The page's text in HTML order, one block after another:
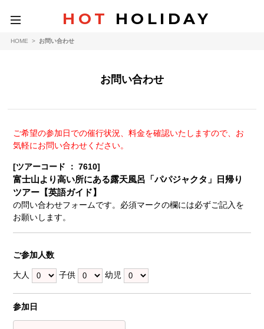
toggle
navigation
HOT HOLIDAY
HOME > お問い合わせ
お問い合わせ
ご希望の参加日での催行状況、料金を確認いたしますので、お
気軽にお問い合わせください。
[ツアーコード ： 7610]
富士山より高い所にある露天風呂「パパジャクタ」日帰り
ツアー【英語ガイド】
の問い合わせフォームです。必須マークの欄には必ずご記入を
お願いします。
ご参加人数
大人 子供 幼児
参加日